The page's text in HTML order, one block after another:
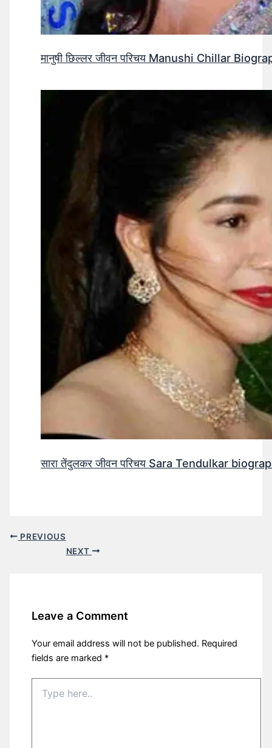
मानुषी छिल्लर जीवन परिचय Manushi Chillar
सारा तेंदुलकर जीवन परिचय Sara Tendulkar
PREVIOUS
NEXT
Leave a Comment
Your email address will not be published. Required
fields are marked *
here..